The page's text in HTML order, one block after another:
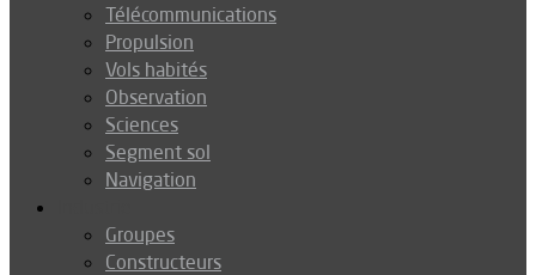
Télécommunications
Propulsion
Vols habités
Observation
Sciences
Segment sol
Navigation
Groupes
Constructeurs